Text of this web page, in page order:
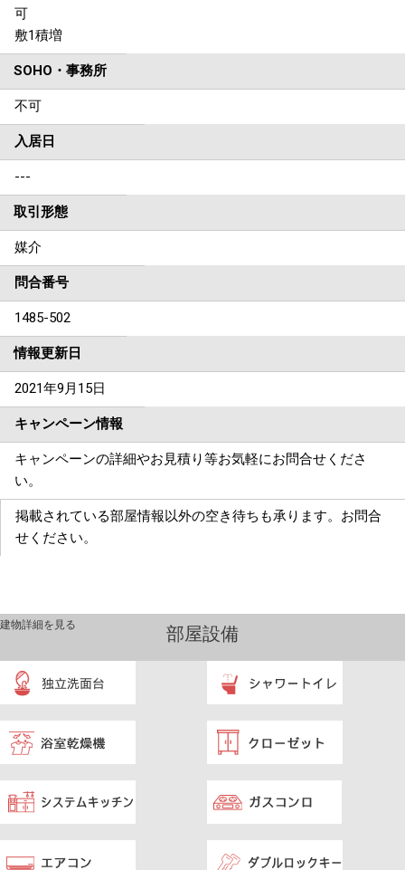
可
敷1積増
SOHO・事務所
不可
入居日
---
取引形態
媒介
問合番号
1485-502
情報更新日
2021年9月15日
キャンペーン情報
キャンペーンの詳細やお見積り等お気軽にお問合せくださ
い。
掲載されている部屋情報以外の空き待ちも承ります。お問合
せください。
部屋設備
建物詳細を見る